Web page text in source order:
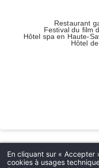
Restaurant
Festival du film
Hôtel spa en Haute-
Hôtel
Les
- Chambres
En cliquant sur « Accepter
cookies à usages